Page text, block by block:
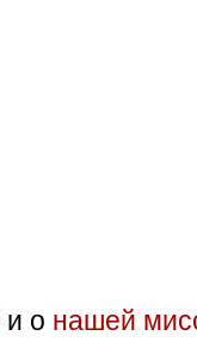
и о нашей